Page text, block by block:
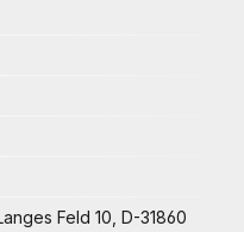
Feld 10, D-31860